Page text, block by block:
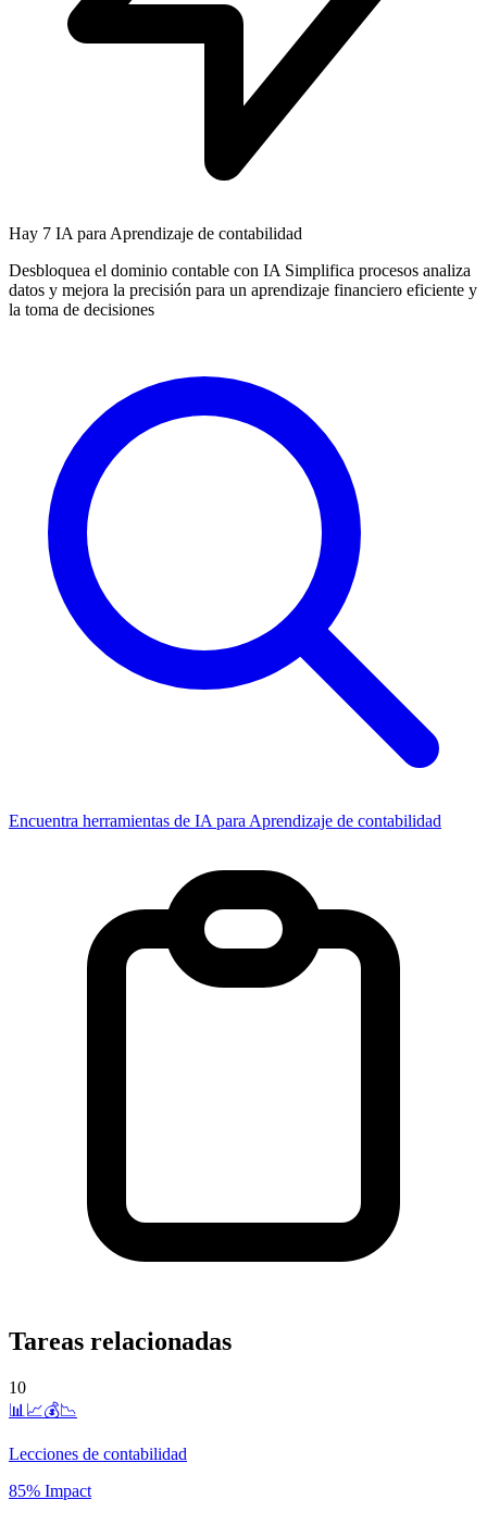
Hay 7 IA para Aprendizaje de contabilidad
Desbloquea el dominio contable con IA Simplifica procesos analiza
datos y mejora la precisión para un aprendizaje financiero eficiente y
la toma de decisiones
Encuentra herramientas de IA para Aprendizaje de contabilidad
Tareas relacionadas
10
📊📈💰📉
Lecciones de contabilidad
85% Impact